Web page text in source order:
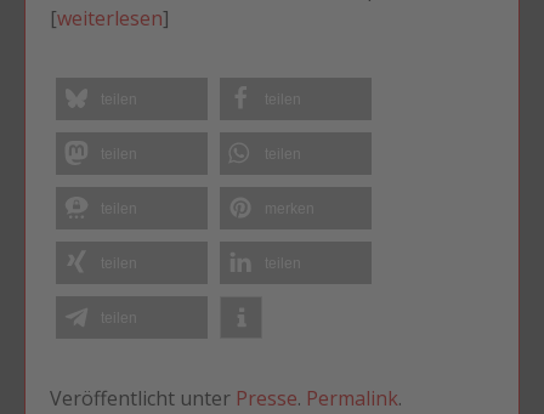
[weiterlesen]
teilen teilen
teilen teilen
teilen
teilen teilen
teilen
Veröffentlicht unter Presse. Permalink.